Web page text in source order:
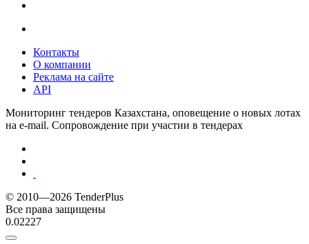
Контакты
О компании
Реклама на сайте
API
Мониторинг тендеров Казахстана, оповещение о новых лотах
на e-mail. Сопровождение при участии в тендерах
© 2010—2026 TenderPlus
Все права защищены
0.02227